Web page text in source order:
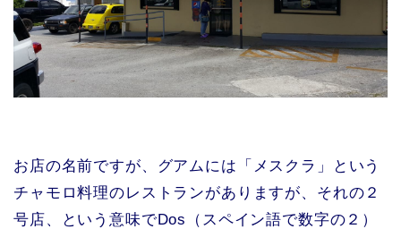
お店の名前ですが、グアムには「メスクラ」という
チャモロ料理のレストランがありますが、それの２
号店、という意味でDos（スペイン語で数字の２）